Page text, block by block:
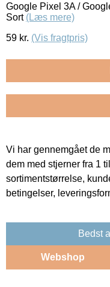
Google Pixel 3A /
Sort (Læs mere)
59 kr. (Vis fragtpris)
Vi har gennemgået de
dem med stjerner fra 1
sortimentstørrelse,
betingelser,
Bedst
Webshop